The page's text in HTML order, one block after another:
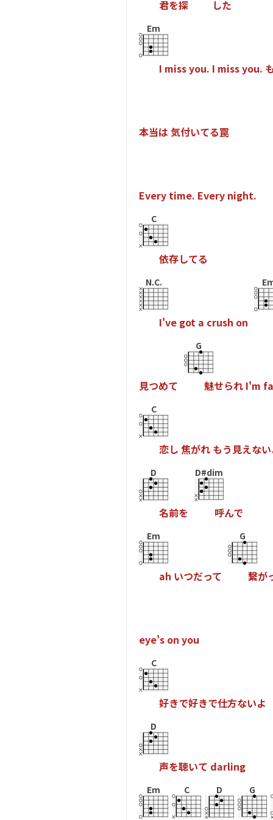
君を探 した
Em
I missyou. I missyou.
本当は 気付いてる罠
Every time. Every night.
C
依存してる
N.C.
I've got a crush on
見つめて
G
魅せられ I'm fa
C
恋し 焦がれ もう見えない
D
名前を
D#dim
呼んで
Em
ah いつだって
G
繋が
eye's on you
C
好きで好きで仕方ないよ
D
声を聴いて darling
Em C D G